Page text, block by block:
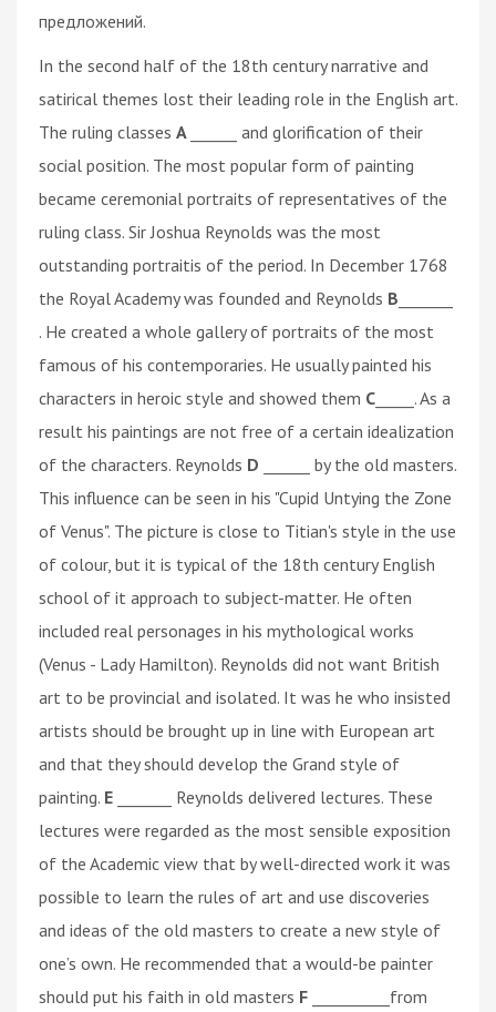
предложений.
In the second half of the 18th century narrative and
satirical themes lost their leading role in the English art.
The ruling classes A
______ and glorification of their
social position. The most popular form of painting
became ceremonial portraits of representatives of the
ruling class. Sir Joshua Reynolds was the most
outstanding portraitis of the period. In December 1768
the Royal Academy was founded and Reynolds B
. He created a whole gallery of portraits of the most
famous of his contemporaries. He usually painted his
characters in heroic style and showed them C _____. As a
result his paintings are not free of a certain idealization
of the characters. Reynolds D ______ by the old masters.
This influence can be seen in his "Cupid Untying the Zone
of Venus". The picture is close to Titian's style in the use
of colour, but it is typical of the 18th century English
school of it approach to subject-matter. He often
included real personages in his mythological works
(Venus - Lady Hamilton). Reynolds did not want British
art to be provincial and isolated. It was he who insisted
artists should be brought up in line with European art
and that they should develop the Grand style of
painting. E _______ Reynolds delivered lectures. These
lectures were regarded as the most sensible exposition
of the Academic view that by well-directed work it was
possible to learn the rules of art and use discoveries
and ideas of the old masters to create a new style of
one’s own. He recommended that a would-be painter
should put his faith in old masters F __________from